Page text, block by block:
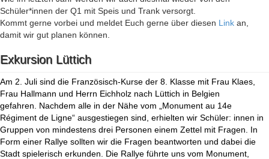
Schüler*innen der Q1 mit Speis und Trank versorgt.
Kommt gerne vorbei und meldet Euch gerne über diesen Link an,
damit wir gut planen können.
Exkursion Lüttich
Am 2. Juli sind die Französisch-Kurse der 8. Klasse mit Frau Klaes,
Frau Hallmann und Herrn Eichholz nach Lüttich in Belgien
gefahren. Nachdem alle in der Nähe vom „Monument au 14e
Régiment de Ligne“ ausgestiegen sind, erhielten wir Schüler: innen in
Gruppen von mindestens drei Personen einem Zettel mit Fragen. In
Form einer Rallye sollten wir die Fragen beantworten und dabei die
Stadt spielerisch erkunden. Die Rallye führte uns vom Monument,